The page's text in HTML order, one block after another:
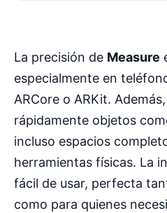
La precisión de Measure
especialmente en
ARCore o ARKit.
rápidamente objetos
incluso espacios
herramientas físicas. La
fácil de usar, perfecta
como para quienes